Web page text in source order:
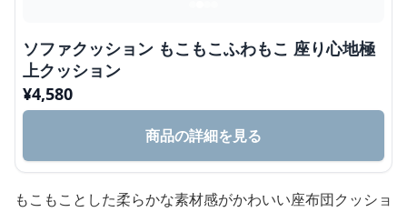
ソファクッション もこもこふわもこ 座り心地極
上クッション
¥4,580
商品の詳細を見る
もこもことした柔らかな素材感がかわいい座布団クッショ